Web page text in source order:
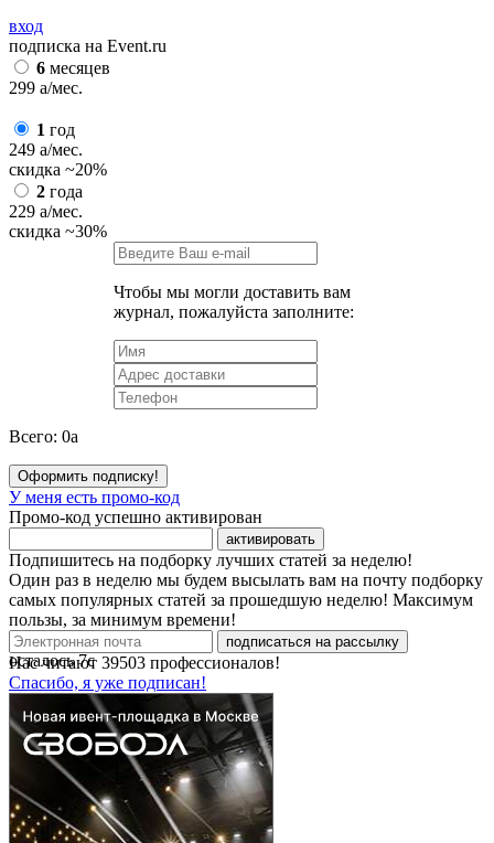
вход
подписка на Event.ru
6 месяцев
299 a/мес.
1 год
249 a/мес.
скидка ~20%
2 года
229 a/мес.
скидка ~30%
Чтобы мы могли доставить вам
журнал, пожалуйста заполните:
Всего: 0a
Оформить подписку!
У меня есть промо-код
Промо-код успешно активирован
активировать
Подпишитесь на подборку лучших статей за неделю!
Один раз в неделю мы будем высылать вам на почту подборку
самых популярных статей за прошедшую неделю! Максимум
пользы, за минимум времени!
подписаться на рассылку
Нас читают 39503 профессионалов!
Спасибо, я уже подписан!
осталось7с